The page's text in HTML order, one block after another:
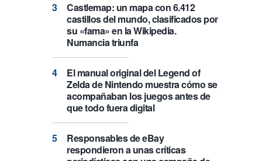
Castlemap: un mapa con 6.412
castillos del mundo, clasificados por
su «fama» en la Wikipedia.
Numancia triunfa
El manual original del Legend of
Zelda de Nintendo muestra cómo se
acompañaban los juegos antes de
que todo fuera digital
Responsables de eBay
respondieron a unas críticas